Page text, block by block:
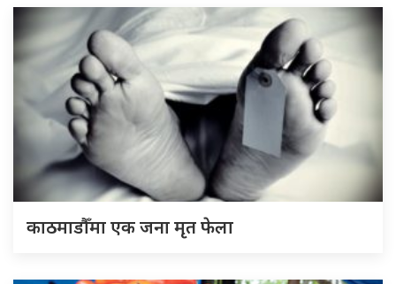
काठमाडौँमा एक जना मृत फेला